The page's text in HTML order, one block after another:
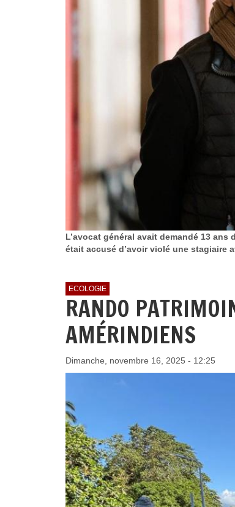
L’avocat général avait demandé 13
était accusé d’avoir violé une stagiaire
ECOLOGIE
RANDO
AMÉRINDIENS
Dimanche, novembre 16, 2025 - 12:25